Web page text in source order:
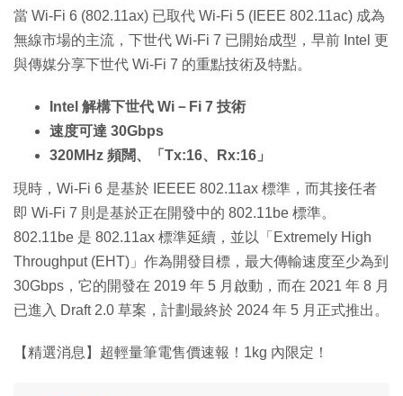
當 Wi-Fi 6 (802.11ax) 已取代 Wi-Fi 5 (IEEE 802.11ac) 成為
無線市場的主流，下世代 Wi-Fi 7 已開始成型，早前 Intel 更
與傳媒分享下世代 Wi-Fi 7 的重點技術及特點。
Intel 解構下世代 Wi－Fi 7 技術
速度可達 30Gbps
320MHz 頻闊、「Tx:16、Rx:16」
現時，Wi-Fi 6 是基於 IEEEE 802.11ax 標準，而其接任者
即 Wi-Fi 7 則是基於正在開發中的 802.11be 標準。
802.11be 是 802.11ax 標準延續，並以「Extremely High
Throughput (EHT)」作為開發目標，最大傳輸速度至少為到
30Gbps，它的開發在 2019 年 5 月啟動，而在 2021 年 8 月
已進入 Draft 2.0 草案，計劃最終於 2024 年 5 月正式推出。
【精選消息】超輕量筆電售價速報！1kg 內限定！